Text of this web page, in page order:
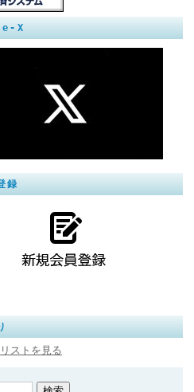
X
録
ストを見る